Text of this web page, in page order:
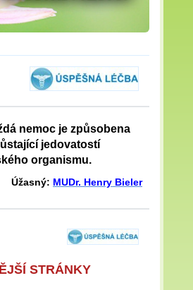
nemoc je způsobena
jedovatostí
organismu.
Úžasný: MUDr. Henry Bieler
STRÁNKY